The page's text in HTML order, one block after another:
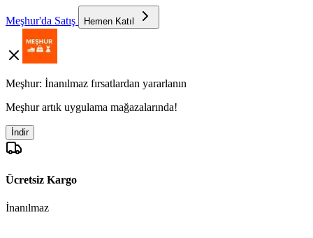
Meşhur'da Satış Hemen Katıl
Meşhur: İnanılmaz fırsatlardan yararlanın
Meşhur artık uygulama mağazalarında!
İndir
Ücretsiz Kargo
İnanılmaz